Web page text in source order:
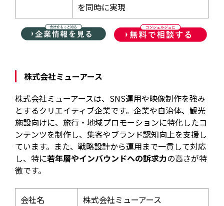
を同時に実現
株式会社ミューアース
株式会社ミューアースは、SNS運用や映像制作を強み
とするクリエイティブ企業です。企業や自治体、観光
施設向けに、旅行・地域プロモーションに特化したコ
ンテンツを制作し、集客やブランド認知向上を支援し
ています。また、戦略設計から運用まで一貫して対応
し、特に若年層やインバウンドへの訴求力の高さが特
徴です。
会社名 株式会社ミューアース